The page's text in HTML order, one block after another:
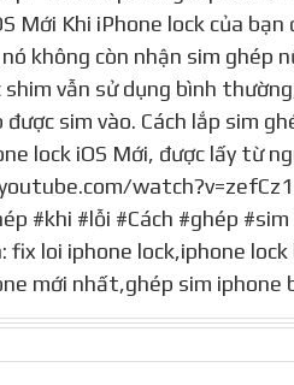
Mới Khi iPhone lock của bạn
không còn nhận sim ghép
shim vẫn sử dụng bình
được sim vào. Cách lắp sim
lock iOS Mới, được lấy từ
#khi #lỗi #Cách #ghép #sim
fix loi iphone lock,iphone
mới nhất,ghép sim iphone